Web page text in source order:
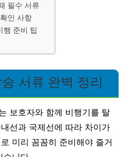
필수 서류
인 사항
행 준비 팁
서류 완벽 정리
보호자와 함께 비행기를 탈
선과 국제선에 따라 차이가
미리 꼼꼼히 준비해야 즐거